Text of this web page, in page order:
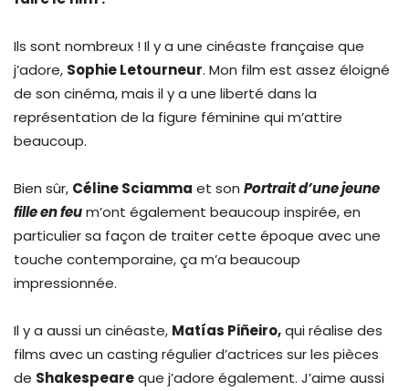
Ils sont nombreux ! Il y a une cinéaste française que
j’adore, Sophie Letourneur. Mon film est assez éloigné
de son cinéma, mais il y a une liberté dans la
représentation de la figure féminine qui m’attire
beaucoup.
Bien sûr, Céline Sciamma et son Portrait d’une jeune
fille en feum’ont également beaucoup inspirée, en
particulier sa façon de traiter cette époque avec une
touche contemporaine, ça m’a beaucoup
impressionnée.
Il y a aussi un cinéaste, Matías Piñeiro,qui réalise des
films avec un casting régulier d’actrices sur les pièces
de Shakespeareque j’adore également. J’aime aussi